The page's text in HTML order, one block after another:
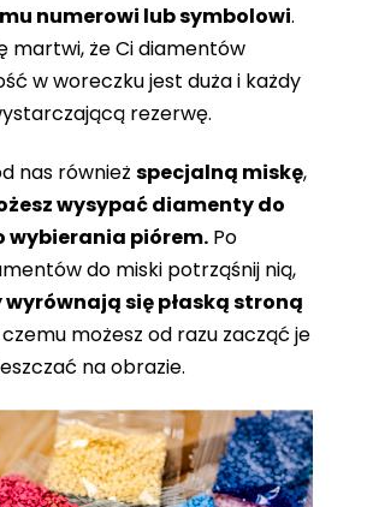
numerowi lub symbolowi.
martwi, że Ci diamentów
w woreczku jest duża i każdy
rezerwę.
nas również specjalną miskę,
wysypać diamenty do
wybierania piórem. Po
do miski potrząśnij nią,
się płaską stroną
czemu możesz od razu zacząć je
na obrazie.